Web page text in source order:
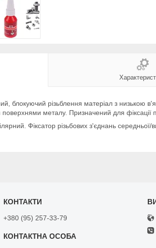
різьблення матеріал з низькою
поверхнями металу. Призначений для фіксації
Фіксатор різьбових з'єднань
+380 (95) 257-33-79